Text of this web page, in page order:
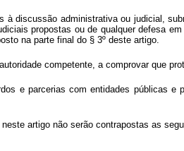
à discussão administrativa ou judicial,
propostas ou de qualquer defesa
na parte final do § 3º deste artigo.
competente, a comprovar que
e parcerias com entidades
artigo não serão contrapostas as